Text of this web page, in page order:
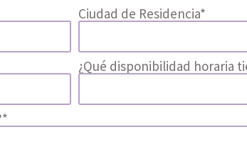
Ciudad de Residencia*
¿Qué disponibilidad horaria